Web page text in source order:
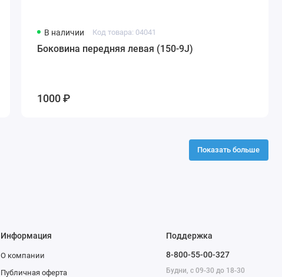
В наличии Код товара: 04041
Боковина передняя левая (150-9J)
1000 ₽
Показать больше
Информация
О компании
Публичная оферта
Поддержка
8-800-55-00-327
Будни, с 09-30 до 18-30